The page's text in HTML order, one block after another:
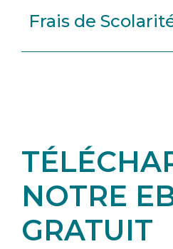
Frais de
NOTRE
GRATUIT